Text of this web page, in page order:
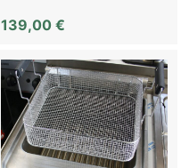
139,00€